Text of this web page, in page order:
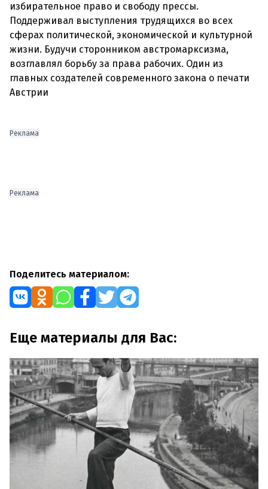
избирательное право и свободу прессы.
Поддерживал выступления трудящихся во всех
сферах политической, экономической и культурной
жизни. Будучи сторонником австромарксизма,
возглавлял борьбу за права рабочих. Один из
главных создателей современного закона о печати
Австрии
Реклама
Реклама
Поделитесь материалом:
Еще материалы для Вас: